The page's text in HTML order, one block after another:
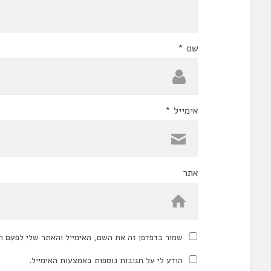
שם *
אימייל *
אתר
שמור בדפדפן זה את השם, האימייל והאתר שלי לפעם
הודע לי על תגובות נוספות באמצעות האימייל.